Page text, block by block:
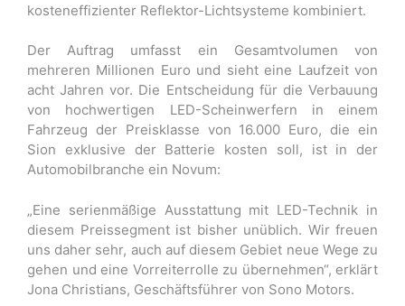
kosteneffizienter Reflektor-Lichtsysteme kombiniert.
Der Auftrag umfasst ein Gesamtvolumen von
mehreren Millionen Euro und sieht eine Laufzeit von
acht Jahren vor. Die Entscheidung für die Verbauung
von hochwertigen LED-Scheinwerfern in einem
Fahrzeug der Preisklasse von 16.000 Euro, die ein
Sion exklusive der Batterie kosten soll, ist in der
Automobilbranche ein Novum:
„Eine serienmäßige Ausstattung mit LED-Technik in
diesem Preissegment ist bisher unüblich. Wir freuen
uns daher sehr, auch auf diesem Gebiet neue Wege zu
gehen und eine Vorreiterrolle zu übernehmen“, erklärt
Jona Christians, Geschäftsführer von Sono Motors.